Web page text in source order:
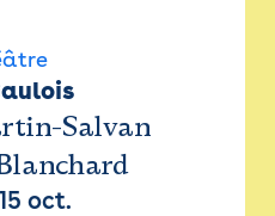
Salvan
15 oct.